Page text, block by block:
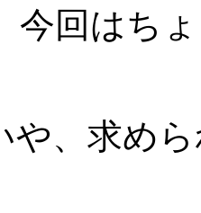
今回はち
や、求め